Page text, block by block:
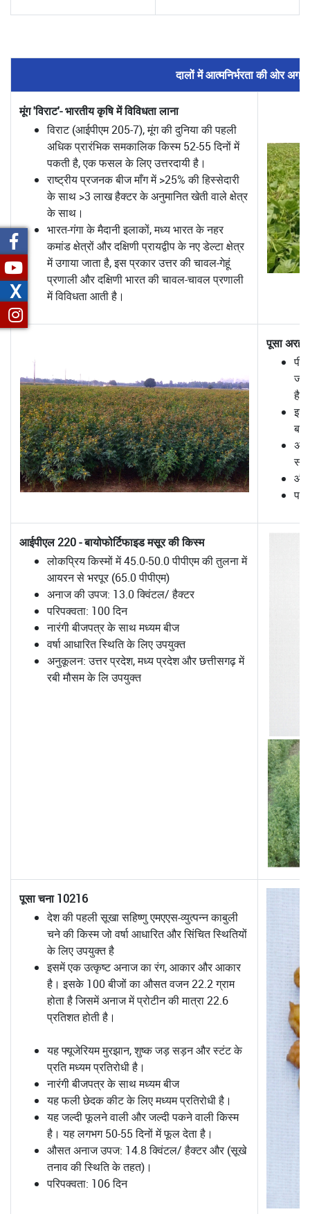
दालों में आत्मनिर्भरता की ओर
मूंग 'विराट'- भारतीय कृषि में विविधता लाना
विराट (आईपीएम 205-7), मूंग की दुनिया की पहली
अधिक प्रारंभिक समकालिक किस्म 52-55 दिनों में
पकती है, एक फसल के लिए उत्तरदायी है।
राष्ट्रीय प्रजनक बीज माँग में >25% की हिस्सेदारी
के साथ >3 लाख हैक्टर के अनुमानित खेती वाले क्षेत्र
के साथ।
भारत-गंगा के मैदानी इलाकों, मध्य भारत के नहर
कमांड क्षेत्रों और दक्षिणी प्रायद्वीप के नए डेल्टा क्षेत्र
में उगाया जाता है, इस प्रकार उत्तर की चावल-गेहूं
प्रणाली और दक्षिणी भारत की चावल-चावल प्रणाली
में विविधता आती है।
पूसा अरहर
जो
है।
आईपीएल 220 - बायोफोर्टिफाइड मसूर की किस्म
लोकप्रिय किस्मों में 45.0-50.0 पीपीएम की तुलना में
आयरन से भरपूर (65.0 पीपीएम)
अनाज की उपज: 13.0 क्विंटल/ हैक्टर
परिपक्वता: 100 दिन
नारंगी बीजपत्र के साथ मध्यम बीज
वर्षा आधारित स्थिति के लिए उपयुक्त
अनुकूलन: उत्तर प्रदेश, मध्य प्रदेश और छत्तीसगढ़ में
रबी मौसम के लि उपयुक्त
पूसा चना 10216
देश की पहली सूखा सहिष्णु एमएएस-व्युत्पन्न काबुली
चने की किस्म जो वर्षा आधारित और सिंचित स्थितियों
के लिए उपयुक्त है
इसमें एक उत्कृष्ट अनाज का रंग, आकार और आकार
है। इसके 100 बीजों का औसत वजन 22.2 ग्राम
होता है जिसमें अनाज में प्रोटीन की मात्रा 22.6
प्रतिशत होती है।
यह फ्यूजेरियम मुरझान, शुष्क जड़ सड़न और स्टंट के
प्रति मध्यम प्रतिरोधी है।
नारंगी बीजपत्र के साथ मध्यम बीज
यह फली छेदक कीट के लिए मध्यम प्रतिरोधी है।
यह जल्दी फूलने वाली और जल्दी पकने वाली किस्म
है। यह लगभग 50-55 दिनों में फूल देता है।
औसत अनाज उपज: 14.8 क्विंटल/ हैक्टर और (सूखे
तनाव की स्थिति के तहत)।
परिपक्वता: 106 दिन
X